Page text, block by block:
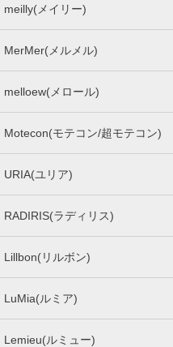
meilly(メイリー)
MerMer(メルメル)
melloew(メロール)
Motecon(モテコン/超モテコン)
URIA(ユリア)
RADIRIS(ラディリス)
Lillbon(リルボン)
LuMia(ルミア)
Lemieu(ルミュー)